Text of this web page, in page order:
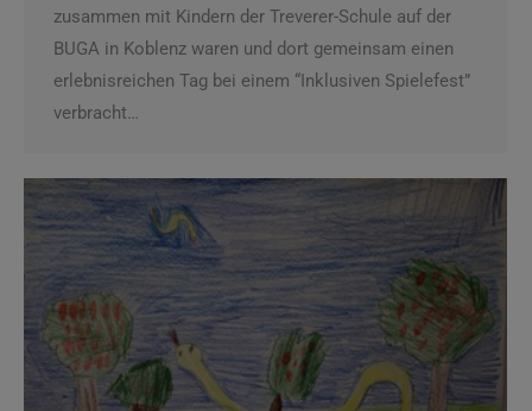
zusammen mit Kindern der Treverer-Schule auf der
BUGA in Koblenz waren und dort gemeinsam einen
erlebnisreichen Tag bei einem “Inklusiven Spielefest”
verbracht…